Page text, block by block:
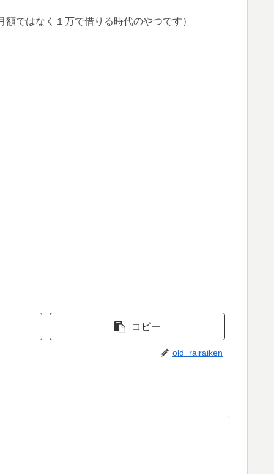
ではなく１万で借りる時代のやつです）
コピー
old_rairaiken